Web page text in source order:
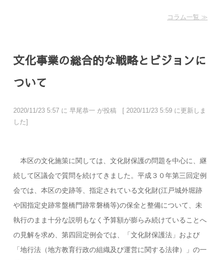
コラム一覧 ≫
文化事業の総合的な戦略とビジョンに
ついて
2020/11/23 5:57 に 早尾恭一 が投稿 [ 2020/11/23 5:59 に更新しま
した]
本区の文化施策に関しては、文化財保護の問題を中心に、継
続して区議会で質問を続けてきました。平成３０年第三回定例
会では、本区の史跡等、指定されている文化財(江戸城外堀跡
や国指定史跡常盤橋門跡常磐橋等)の保全と整備について、未
執行のまま十分な説明もなく予算額が膨らみ続けていることへ
の見解を求め、第四回定例会では、「文化財保護法」および
「地行法（地方教育行政の組織及び運営に関する法律）」の一